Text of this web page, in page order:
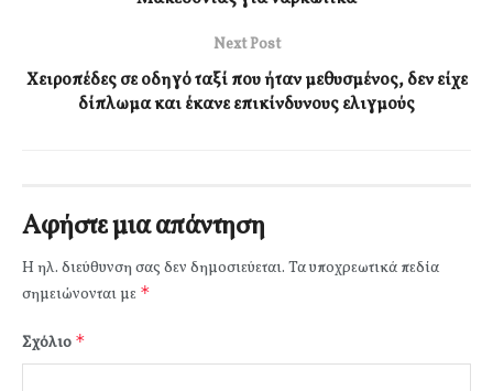
Next Post
Χειροπέδες σε οδηγό ταξί που ήταν μεθυσμένος, δεν είχε
δίπλωμα και έκανε επικίνδυνους ελιγμούς
Αφήστε μια απάντηση
Η ηλ. διεύθυνση σας δεν δημοσιεύεται. Τα υποχρεωτικά πεδία
σημειώνονται με *
Σχόλιο *